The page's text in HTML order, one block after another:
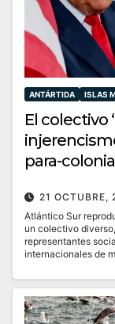
ANTÁRTIDA ISLAS
El colectivo
para-
21 OCTUBRE,
Atlántico Sur
un colectivo
representantes
internacionales de